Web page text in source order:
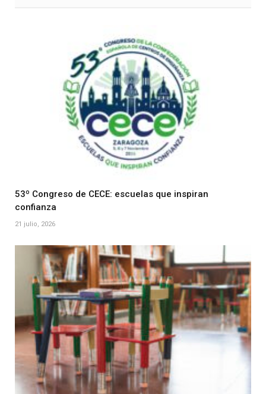
53º Congreso de CECE: escuelas que inspiran
confianza
21 julio, 2026